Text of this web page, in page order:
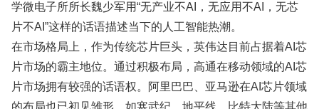
学微电子所所长魏少军用“无产业不AI，无应用不AI，无芯
片不AI”这样的话语描述当下的人工智能热潮。
在市场格局上，作为传统芯片巨头，英伟达目前占据着AI芯
片市场的霸主地位。通过积极布局，高通在移动领域的AI芯
片市场拥有较强的话语权。阿里巴巴、亚马逊在AI芯片领域
的布局也已初见雏形。如寒武纪、地平线、比特大陆等其他